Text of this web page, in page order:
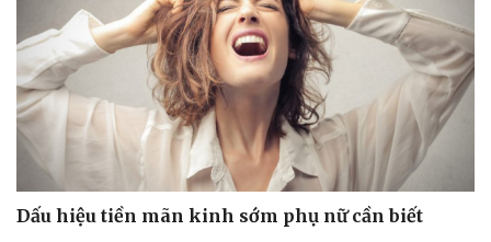
Cải chính
Dấu hiệu tiền mãn kinh sớm phụ nữ cần biết